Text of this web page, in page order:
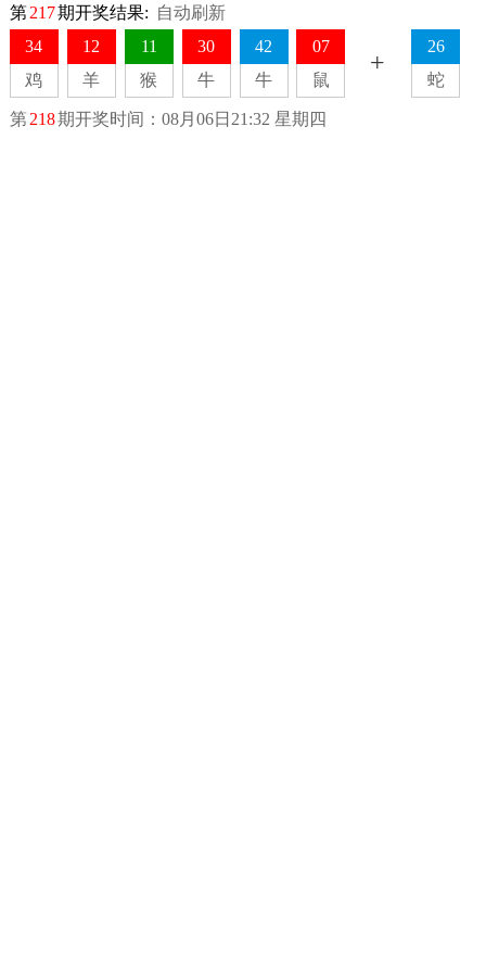
第217期开奖结果: 自动刷新
34
鸡
12
羊
11
猴
30
牛
42
牛
07
鼠
+
26
蛇
第 218期开奖时间： 08月06日21:32 星期四